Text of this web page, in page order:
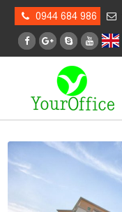
0944 684 986